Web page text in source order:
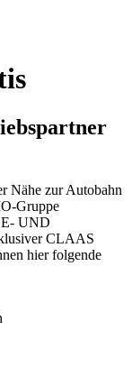
Nähe zur Autobahn
Gruppe
UND
CLAAS
hier folgende